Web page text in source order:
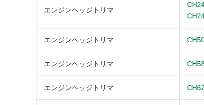
エンジンヘッジトリマ
エンジンヘッジトリマ
エンジンヘッジトリマ
エンジンヘッジトリマ